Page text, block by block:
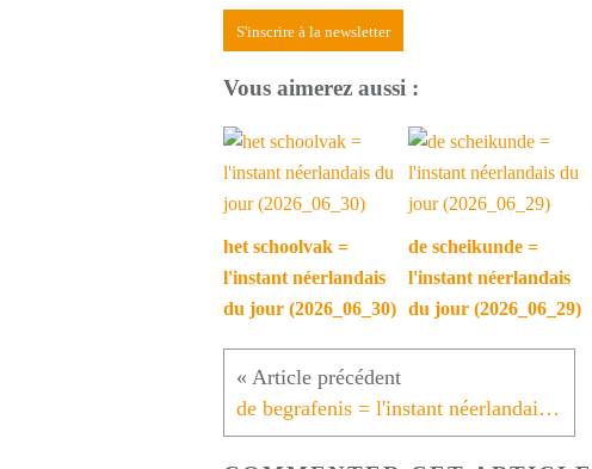
S'inscrire à la newsletter
Vous aimerez aussi :
het schoolvak =
l'instant néerlandais
du jour (2026_06_30)
de scheikunde =
l'instant néerlandais
du jour (2026_06_29)
de begrafenis = l'instant néerlandais du jour (2025_04_25)